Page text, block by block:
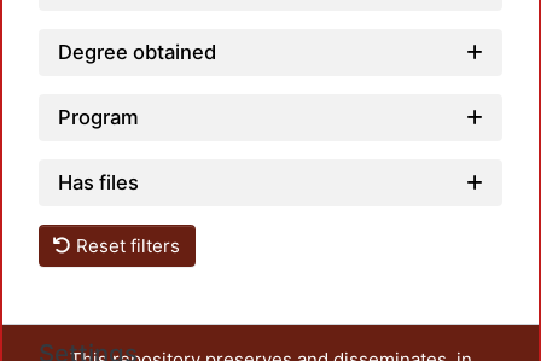
Degree obtained
Program
Has files
Reset filters
Settings